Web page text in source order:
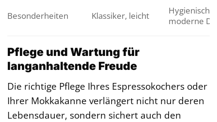
Besonderheiten Klassiker, leicht
Hygienisch,
moderne
Pflege und Wartung für
langanhaltende Freude
Die richtige Pflege Ihres Espressokochers oder
Ihrer Mokkakanne verlängert nicht nur deren
Lebensdauer, sondern sichert auch den